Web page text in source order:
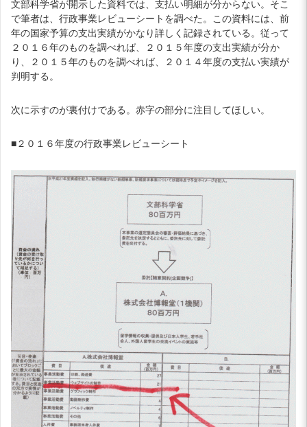
文部科学省が開示した資料では、支払い明細が分からない。そこ
で筆者は、行政事業レビューシートを調べた。この資料には、前
年の国家予算の支出実績がかなり詳しく記録されている。従って
２０１６年のものを調べれば、２０１５年度の支出実績が分か
り、２０１５年のものを調べれば、２０１４年度の支払い実績が
判明する。
次に示すのが裏付けである。赤字の部分に注目してほしい。
■２０１６年度の行政事業レビューシート